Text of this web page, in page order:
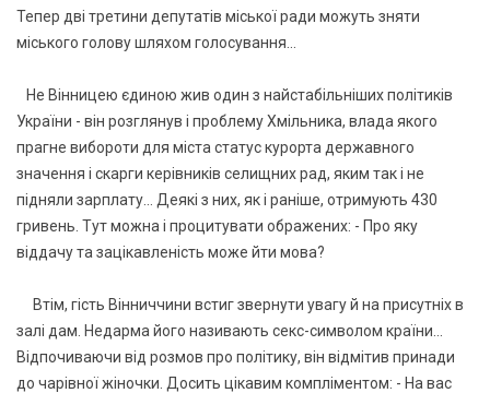
Тепер дві третини депутатів міської ради можуть зняти
міського голову шляхом голосування...
Не Вінницею єдиною жив один з найстабільніших політиків
України - він розглянув і проблему Хмільника, влада якого
прагне вибороти для міста статус курорта державного
значення і скарги керівників селищних рад, яким так і не
підняли зарплату… Деякі з них, як і раніше, отримують 430
гривень. Тут можна і процитувати ображених: - Про яку
віддачу та зацікавленість може йти мова?
Втім, гість Вінниччини встиг звернути увагу й на присутніх в
залі дам. Недарма його називають секс-символом країни...
Відпочиваючи від розмов про політику, він відмітив принади
до чарівної жіночки. Досить цікавим компліментом: - На вас